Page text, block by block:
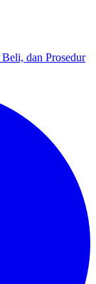
dan Prosedur